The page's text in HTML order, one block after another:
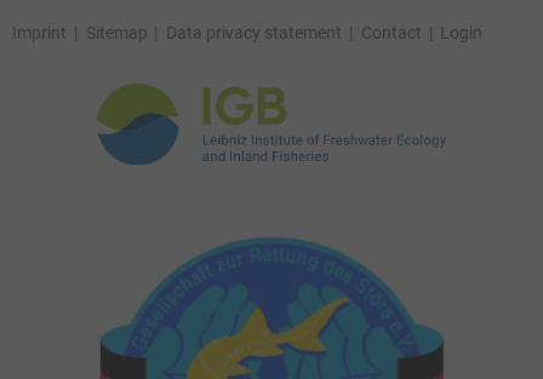
Imprint Sitemap Data privacy statement Contact Login